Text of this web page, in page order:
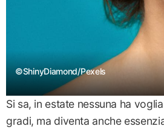
©ShinyDiamond/Pexels
Si sa, in estate nessuna ha
gradi, ma diventa anche